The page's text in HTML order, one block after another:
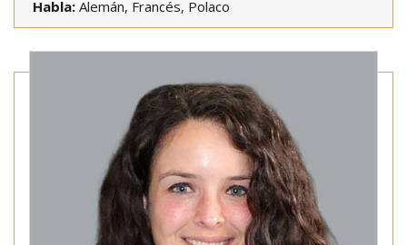
Habla: Alemán, Francés, Polaco